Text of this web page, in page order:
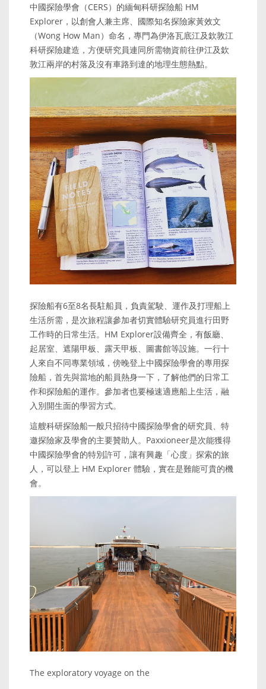
中國探險學會（CERS）的緬甸科研探險船 HM
Explorer，以創會人兼主席、國際知名探險家黃效文
（Wong How Man）命名，專門為伊洛瓦底江及欽敦江
科研探險建造，方便研究員連同所需物資前往伊江及欽
敦江兩岸的村落及沒有車路到達的地理生態熱點。
探險船有6至8名長駐船員，負責駕駛、運作及打理船上
生活所需，是次旅程讓參加者切實體驗研究員進行田野
工作時的日常生活。HM Explorer設備齊全，有飯廳、
起居室、遮陽甲板、露天甲板、圖書館等設施。一行十
人來自不同專業領域，傍晚登上中國探險學會的專用探
險船，首先與當地的船員熱身一下，了解他們的日常工
作和探險船的運作。參加者也要極速適應船上生活，融
入別開生面的學習方式。
這艘科研探險船一般只招待中國探險學會的研究員、特
邀探險家及學會的主要贊助人。Paxxioneer是次能獲得
中國探險學會的特別許可，讓有興趣「心度」探索的旅
人，可以登上 HM Explorer 體驗，實在是難能可貴的機
會。
The exploratory voyage on the